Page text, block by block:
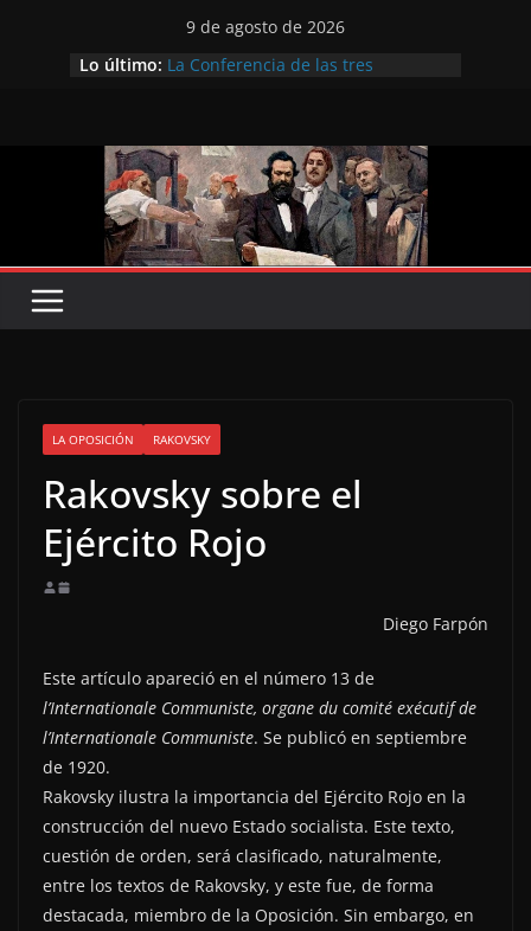
9 de agosto de 2026
Lo último: La Conferencia de las tres
Congreso
Hacia el Congreso de Lausana, de
1867
Sobre el joven Marx
Zinóviev sobre la II Internacional
LA OPOSICIÓN RAKOVSKY
Rakovsky sobre el
Ejército Rojo
Diego Farpón
Este artículo apareció en el número 13 de
l’Internationale Communiste, organe du comité exécutif de
l’Internationale Communiste. Se publicó en septiembre
de 1920.
Rakovsky ilustra la importancia del Ejército Rojo en la
construcción del nuevo Estado socialista. Este texto,
cuestión de orden, será clasificado, naturalmente,
entre los textos de Rakovsky, y este fue, de forma
destacada, miembro de la Oposición. Sin embargo, en